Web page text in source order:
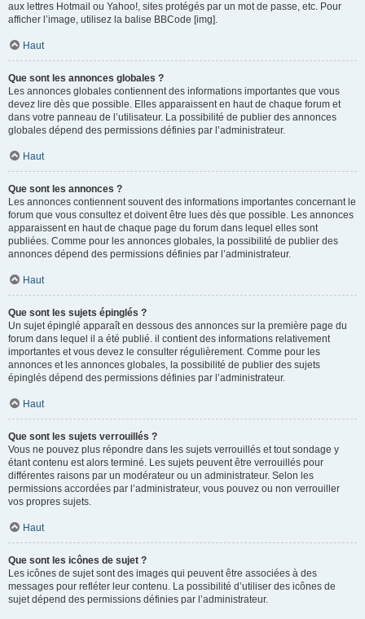
aux lettres Hotmail ou Yahoo!, sites protégés par un mot de passe, etc. Pour
afficher l’image, utilisez la balise BBCode [img].
Haut
Que sont les annonces globales ?
Les annonces globales contiennent des informations importantes que vous
devez lire dès que possible. Elles apparaissent en haut de chaque forum et
dans votre panneau de l’utilisateur. La possibilité de publier des annonces
globales dépend des permissions définies par l’administrateur.
Haut
Que sont les annonces ?
Les annonces contiennent souvent des informations importantes concernant le
forum que vous consultez et doivent être lues dès que possible. Les annonces
apparaissent en haut de chaque page du forum dans lequel elles sont
publiées. Comme pour les annonces globales, la possibilité de publier des
annonces dépend des permissions définies par l’administrateur.
Haut
Que sont les sujets épinglés ?
Un sujet épinglé apparaît en dessous des annonces sur la première page du
forum dans lequel il a été publié. il contient des informations relativement
importantes et vous devez le consulter régulièrement. Comme pour les
annonces et les annonces globales, la possibilité de publier des sujets
épinglés dépend des permissions définies par l’administrateur.
Haut
Que sont les sujets verrouillés ?
Vous ne pouvez plus répondre dans les sujets verrouillés et tout sondage y
étant contenu est alors terminé. Les sujets peuvent être verrouillés pour
différentes raisons par un modérateur ou un administrateur. Selon les
permissions accordées par l’administrateur, vous pouvez ou non verrouiller
vos propres sujets.
Haut
Que sont les icônes de sujet ?
Les icônes de sujet sont des images qui peuvent être associées à des
messages pour refléter leur contenu. La possibilité d’utiliser des icônes de
sujet dépend des permissions définies par l’administrateur.